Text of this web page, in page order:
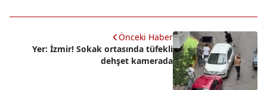
Önceki Haber
Yer: İzmir! Sokak ortasında tüfekli
dehşet kamerada